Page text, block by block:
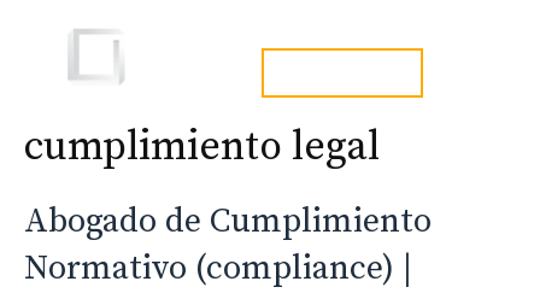
content
cumplimiento legal
Abogado de Cumplimiento
Normativo (compliance) |